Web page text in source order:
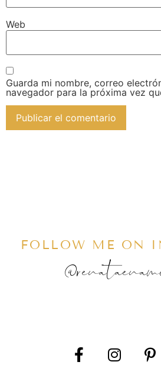
Web
Guarda mi nombre, correo
navegador para la próxima vez
FOLLOW ME ON